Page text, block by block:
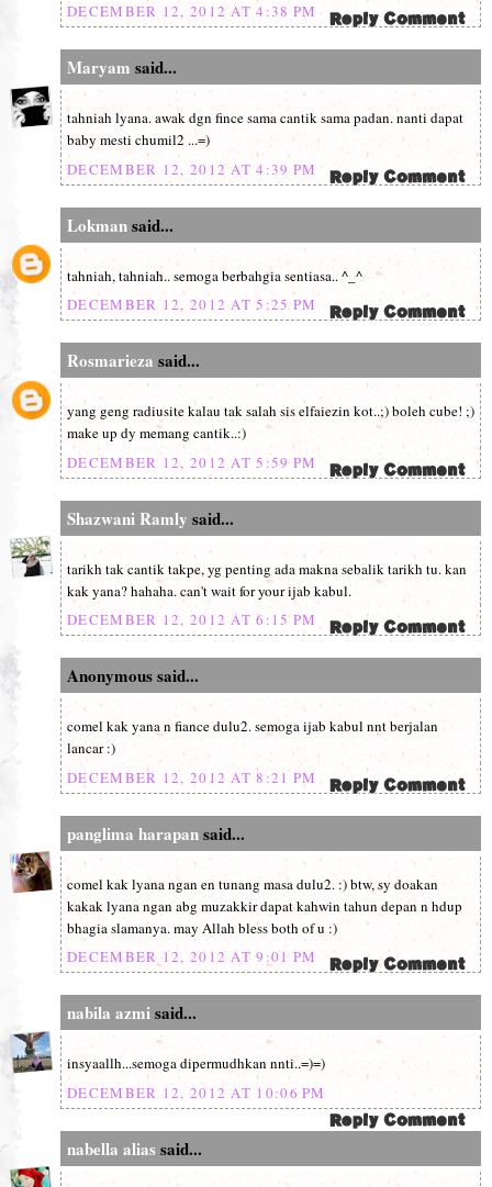
DECEMBER 12, 2012 AT 4:38 PM
Maryam said...
tahniah lyana. awak dgn fince sama cantik sama padan. nanti dapat
baby mesti chumil2 ...=)
DECEMBER 12, 2012 AT 4:39 PM
Lokmansaid...
tahniah, tahniah.. semoga berbahgia sentiasa.. ^_^
DECEMBER 12, 2012 AT 5:25 PM
Rosmarieza said...
yang geng radiusite kalau tak salah sis elfaiezin kot..;) boleh cube! ;)
make up dy memang cantik..:)
DECEMBER 12, 2012 AT 5:59 PM
Shazwani Ramly said...
tarikh tak cantik takpe, yg penting ada makna sebalik tarikh tu. kan
kak yana? hahaha. can't wait for your ijab kabul.
DECEMBER 12, 2012 AT 6:15 PM
Anonymous said...
comel kak yana n fiance dulu2. semoga ijab kabul nnt berjalan
lancar :)
DECEMBER 12, 2012 AT 8:21 PM
panglima harapansaid...
comel kak lyana ngan en tunang masa dulu2. :) btw, sy doakan
kakak lyana ngan abg muzakkir dapat kahwin tahun depan n hdup
bhagia slamanya. may Allah bless both of u :)
DECEMBER 12, 2012 AT 9:01 PM
nabila azmisaid...
insyaallh...semoga dipermudhkan nnti..=)=)
DECEMBER 12, 2012 AT 10:06 PM
nabella aliassaid...